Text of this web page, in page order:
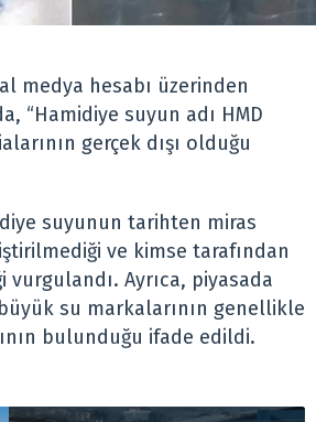
medya hesabı üzerinden
“Hamidiye suyun adı HMD
gerçek dışı olduğu
suyunun tarihten miras
ve kimse tarafından
vurgulandı. Ayrıca, piyasada
su markalarının genellikle
bulunduğu ifade edildi.